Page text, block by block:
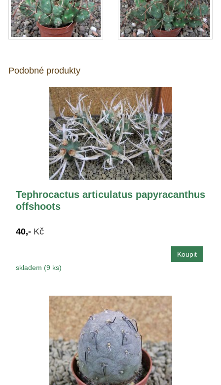
Podobné produkty
Tephrocactus articulatus papyracanthus
offshoots
40,- Kč
skladem (9 ks)